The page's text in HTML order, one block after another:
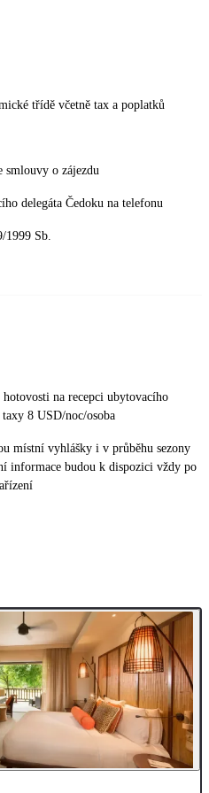
třídě včetně tax a poplatků
smlouvy o zájezdu
delegáta Čedoku na telefonu
1999 Sb.
na recepci ubytovacího
8 USD/noc/osoba
místní vyhlášky i v průběhu sezony
informace budou k dispozici vždy po